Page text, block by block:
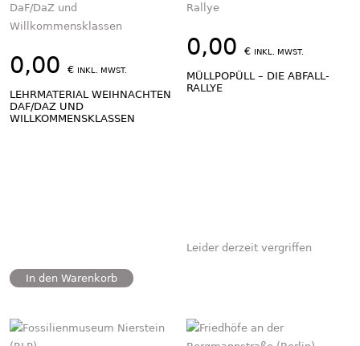
0,00 € INKL. MWST.
LEHRMATERIAL WEIHNACHTEN
DAF/DAZ UND
WILLKOMMENSKLASSEN
In den Warenkorb
0,00€ INKL. MWST.
MÜLLPOPÜLL – DIE ABFALL-
RALLYE
Leider derzeit vergriffen